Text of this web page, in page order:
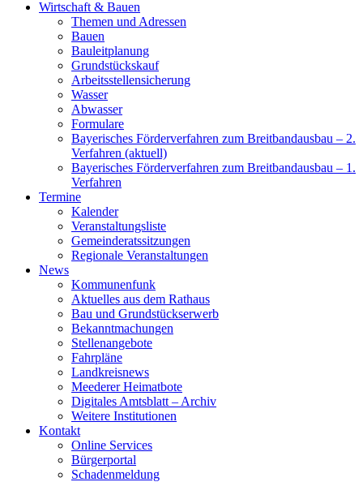
Wirtschaft & Bauen
Themen und Adressen
Bauen
Bauleitplanung
Grundstückskauf
Arbeitsstellensicherung
Wasser
Abwasser
Formulare
Bayerisches Förderverfahren zum Breitbandausbau – 2.
Verfahren (aktuell)
Bayerisches Förderverfahren zum Breitbandausbau – 1.
Verfahren
Termine
Kalender
Veranstaltungsliste
Gemeinderatssitzungen
Regionale Veranstaltungen
News
Kommunenfunk
Aktuelles aus dem Rathaus
Bau und Grundstückserwerb
Bekanntmachungen
Stellenangebote
Fahrpläne
Landkreisnews
Meederer Heimatbote
Digitales Amtsblatt – Archiv
Weitere Institutionen
Kontakt
Online Services
Bürgerportal
Schadenmeldung